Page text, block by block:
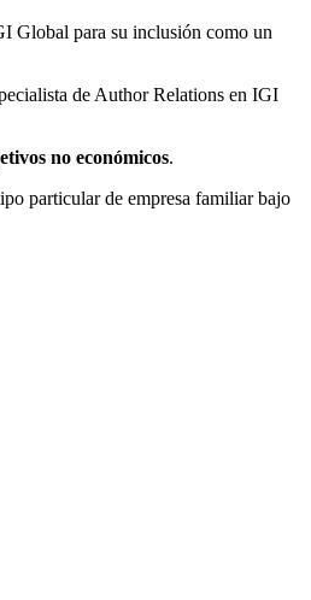
Global para su inclusión como un
de Author Relations en IGI
no económicos.
particular de empresa familiar bajo